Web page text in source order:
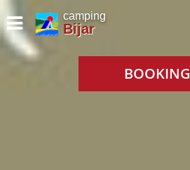
camping
Bijar
BOOKING